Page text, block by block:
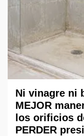
Ni vinagre ni
MEJOR
los orificios
PERDER